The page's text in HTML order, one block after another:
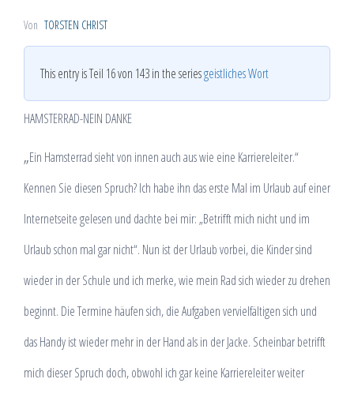
Von TORSTEN CHRIST
This entry is Teil 16 von 143 in the seriesgeistliches Wort
HAMSTERRAD-NEIN DANKE
„Ein Hamsterrad sieht von innen auch aus wie eine Karriereleiter.“
Kennen Sie diesen Spruch? Ich habe ihn das erste Mal im Urlaub auf einer
Internetseite gelesen und dachte bei mir: „Betrifft mich nicht und im
Urlaub schon mal gar nicht“. Nun ist der Urlaub vorbei, die Kinder sind
wieder in der Schule und ich merke, wie mein Rad sich wieder zu drehen
beginnt. Die Termine häufen sich, die Aufgaben vervielfältigen sich und
das Handy ist wieder mehr in der Hand als in der Jacke. Scheinbar betrifft
mich dieser Spruch doch, obwohl ich gar keine Karriereleiter weiter